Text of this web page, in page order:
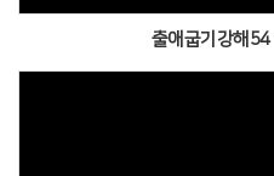
출애굽기강해